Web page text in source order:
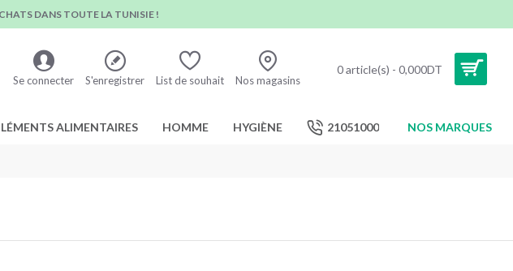
DANS TOUTE LA TUNISIE !
Se connecter S'enregistrer List de souhait Nos magasins
0 article(s) - 0,000DT
ALIMENTAIRES HOMME HYGIÈNE 21051000 NOS MARQUES